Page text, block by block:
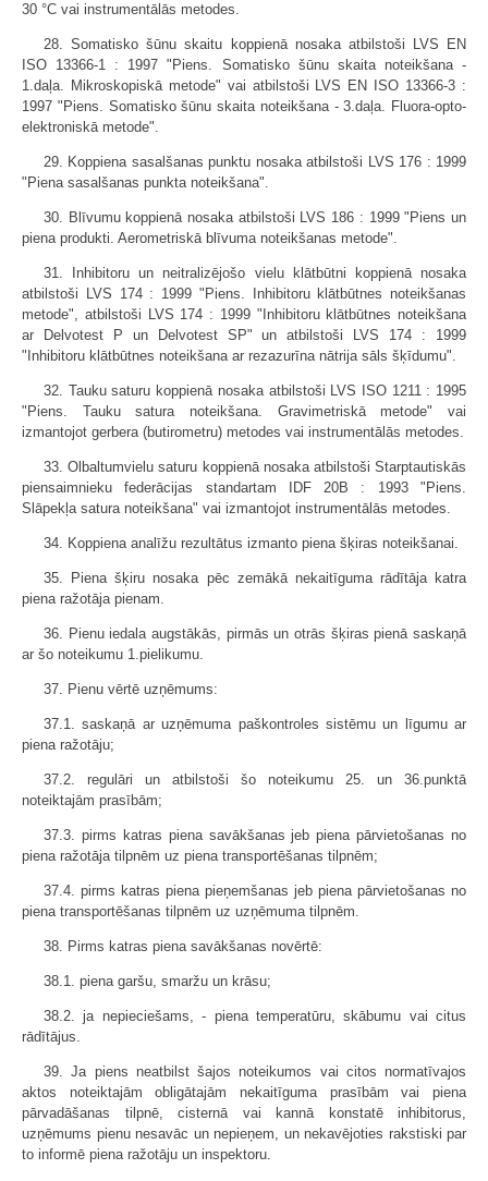
30 °C vai instrumentālās metodes.
28. Somatisko šūnu skaitu koppienā nosaka atbilstoši LVS EN
ISO 13366-1 : 1997 "Piens. Somatisko šūnu skaita noteikšana -
1.daļa. Mikroskopiskā metode" vai atbilstoši LVS EN ISO 13366-3 :
1997 "Piens. Somatisko šūnu skaita noteikšana - 3.daļa. Fluora-opto-
elektroniskā metode".
29. Koppiena sasalšanas punktu nosaka atbilstoši LVS 176 : 1999
"Piena sasalšanas punkta noteikšana".
30. Blīvumu koppienā nosaka atbilstoši LVS 186 : 1999 "Piens un
piena produkti. Aerometriskā blīvuma noteikšanas metode".
31. Inhibitoru un neitralizējošo vielu klātbūtni koppienā nosaka
atbilstoši LVS 174 : 1999 "Piens. Inhibitoru klātbūtnes noteikšanas
metode", atbilstoši LVS 174 : 1999 "Inhibitoru klātbūtnes noteikšana
ar Delvotest P un Delvotest SP" un atbilstoši LVS 174 : 1999
"Inhibitoru klātbūtnes noteikšana ar rezazurīna nātrija sāls šķīdumu".
32. Tauku saturu koppienā nosaka atbilstoši LVS ISO 1211 : 1995
"Piens. Tauku satura noteikšana. Gravimetriskā metode" vai
izmantojot gerbera (butirometru) metodes vai instrumentālās metodes.
33. Olbaltumvielu saturu koppienā nosaka atbilstoši Starptautiskās
piensaimnieku federācijas standartam IDF 20B : 1993 "Piens.
Slāpekļa satura noteikšana" vai izmantojot instrumentālās metodes.
34. Koppiena analīžu rezultātus izmanto piena šķiras noteikšanai.
35. Piena šķiru nosaka pēc zemākā nekaitīguma rādītāja katra
piena ražotāja pienam.
36. Pienu iedala augstākās, pirmās un otrās šķiras pienā saskaņā
ar šo noteikumu 1.pielikumu.
37. Pienu vērtē uzņēmums:
37.1. saskaņā ar uzņēmuma paškontroles sistēmu un līgumu ar
piena ražotāju;
37.2. regulāri un atbilstoši šo noteikumu 25. un 36.punktā
noteiktajām prasībām;
37.3. pirms katras piena savākšanas jeb piena pārvietošanas no
piena ražotāja tilpnēm uz piena transportēšanas tilpnēm;
37.4. pirms katras piena pieņemšanas jeb piena pārvietošanas no
piena transportēšanas tilpnēm uz uzņēmuma tilpnēm.
38. Pirms katras piena savākšanas novērtē:
38.1. piena garšu, smaržu un krāsu;
38.2. ja nepieciešams, - piena temperatūru, skābumu vai citus
rādītājus.
39. Ja piens neatbilst šajos noteikumos vai citos normatīvajos
aktos noteiktajām obligātajām nekaitīguma prasībām vai piena
pārvadāšanas tilpnē, cisternā vai kannā konstatē inhibitorus,
uzņēmums pienu nesavāc un nepieņem, un nekavējoties rakstiski par
to informē piena ražotāju un inspektoru.